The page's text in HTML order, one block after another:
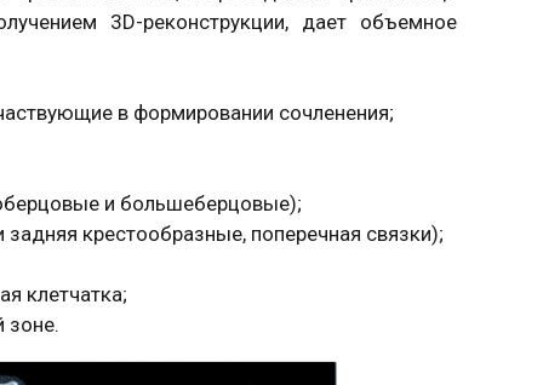
3D-реконструкции, дает объемное
в формировании сочленения;
и большеберцовые);
крестообразные, поперечная связки);
клетчатка;
зоне.